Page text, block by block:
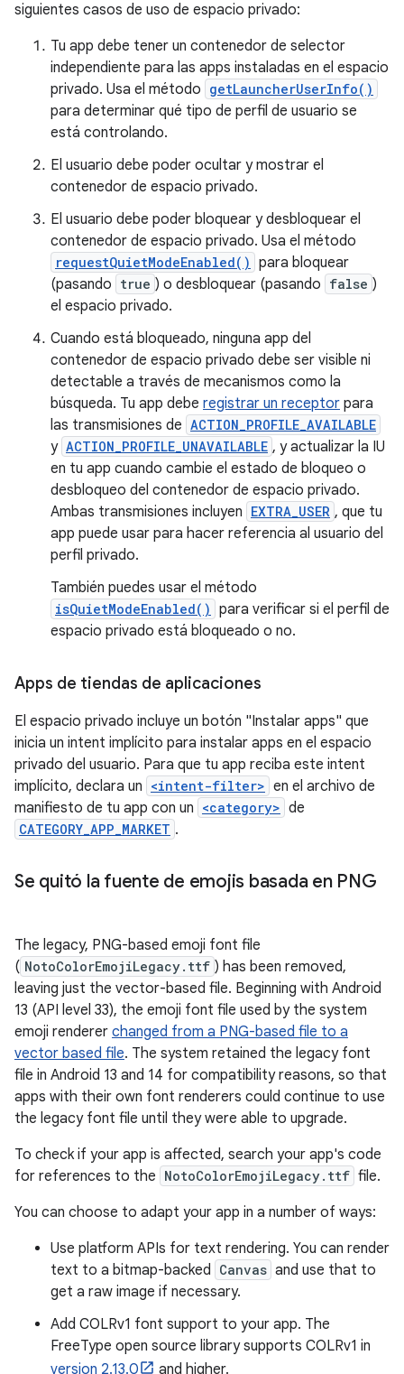
siguientes casos de uso de espacio privado:
Tu app debe tener un contenedor de selector
independiente para las apps instaladas en el espacio
privado. Usa el método getLauncherUserInfo()
para determinar qué tipo de perfil de usuario se
está controlando.
El usuario debe poder ocultar y mostrar el
contenedor de espacio privado.
El usuario debe poder bloquear y desbloquear el
contenedor de espacio privado. Usa el método
requestQuietModeEnabled() para bloquear
(pasando true ) o desbloquear (pasando false )
el espacio privado.
Cuando está bloqueado, ninguna app del
contenedor de espacio privado debe ser visible ni
detectable a través de mecanismos como la
búsqueda. Tu app debe registrar un receptor para
las transmisiones de ACTION_PROFILE_AVAILABLE
y ACTION_PROFILE_UNAVAILABLE , y actualizar la IU
en tu app cuando cambie el estado de bloqueo o
desbloqueo del contenedor de espacio privado.
Ambas transmisiones incluyen EXTRA_USER , que tu
app puede usar para hacer referencia al usuario del
perfil privado.
También puedes usar el método
isQuietModeEnabled() para verificar si el perfil de
espacio privado está bloqueado o no.
Apps de tiendas de aplicaciones
El espacio privado incluye un botón "Instalar apps" que
inicia un intent implícito para instalar apps en el espacio
privado del usuario. Para que tu app reciba este intent
implícito, declara un <intent-filter> en el archivo de
manifiesto de tu app con un <category> de
CATEGORY_APP_MARKET .
Se quitó la fuente de emojis basada en PNG
The legacy, PNG-based emoji font file
( NotoColorEmojiLegacy.ttf ) has been removed,
leaving just the vector-based file. Beginning with Android
13 (API level 33), the emoji font file used by the system
emoji renderer changed from a PNG-based file to a
vector based file. The system retained the legacy font
file in Android 13 and 14 for compatibility reasons, so that
apps with their own font renderers could continue to use
the legacy font file until they were able to upgrade.
To check if your app is affected, search your app's code
for references to the NotoColorEmojiLegacy.ttf file.
You can choose to adapt your app in a number of ways:
Use platform APIs for text rendering. You can render
text to a bitmap-backed Canvas and use that to
get a raw image if necessary.
Add COLRv1 font support to your app. The
FreeType open source library supports COLRv1 in
version 2.13.0
and higher.